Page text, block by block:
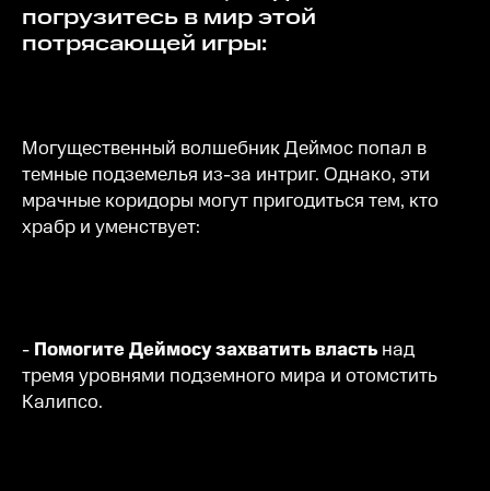
погрузитесь в мир этой
потрясающей игры:
Могущественный волшебник Деймос попал в
темные подземелья из-за интриг. Однако, эти
мрачные коридоры могут пригодиться тем, кто
храбр и уменствует:
- Помогите Деймосу захватить власть над
тремя уровнями подземного мира и отомстить
Калипсо.